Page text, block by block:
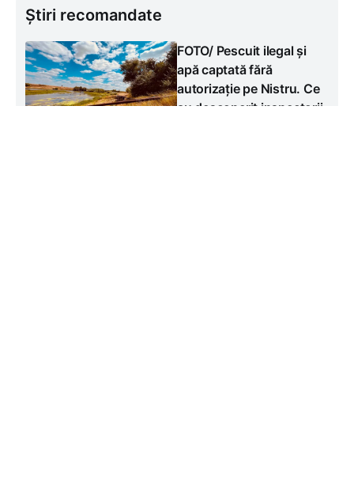
Știri recomandate
FOTO/ Pescuit ilegal și
apă captată fără
autorizație pe Nistru. Ce
au descoperit inspectorii